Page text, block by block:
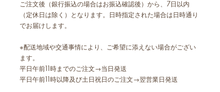
ご注文後（銀行振込の場合はお振込確認後）から、7日以内
（定休日は除く）となります。日時指定された場合は日時通り
でお届けします。
※配送地域や交通事情により、ご希望に添えない場合がござい
ます。
平日午前11時までのご注文→当日発送
平日午前11時以降及び土日祝日のご注文→翌営業日発送